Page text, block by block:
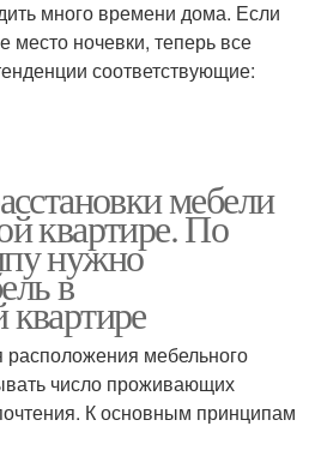
много времени дома. Если
ночевки, теперь все
соответствующие:
мебели
квартире. По
нужно
в
мебельного
число проживающих
К основным принципам